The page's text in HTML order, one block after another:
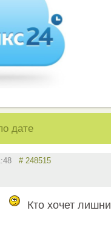
дате
# 248515
Кто хочет